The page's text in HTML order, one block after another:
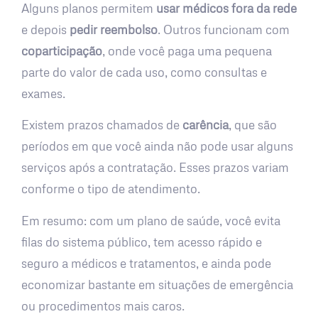
Alguns planos permitem usar médicos fora da rede
e depois pedir reembolso. Outros funcionam com
coparticipação, onde você paga uma pequena
parte do valor de cada uso, como consultas e
exames.
Existem prazos chamados de carência, que são
períodos em que você ainda não pode usar alguns
serviços após a contratação. Esses prazos variam
conforme o tipo de atendimento.
Em resumo: com um plano de saúde, você evita
filas do sistema público, tem acesso rápido e
seguro a médicos e tratamentos, e ainda pode
economizar bastante em situações de emergência
ou procedimentos mais caros.